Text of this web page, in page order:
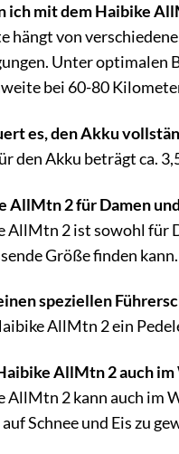
ich mit dem Haibike
hängt von
Unter optimalen
bei 60-80
es, den Akku
den Akku beträgt ca.
AllMtn 2 für Damen
AllMtn 2 ist sowohl für
Größe finden kann.
speziellen
AllMtn 2 ein
AllMtn 2 auch
AllMtn 2 kann auch im
Schnee und Eis zu